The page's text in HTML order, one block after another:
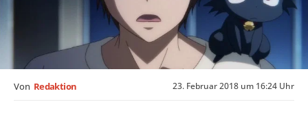
23. Februar 2018 um 16:24 Uhr
Von Redaktion